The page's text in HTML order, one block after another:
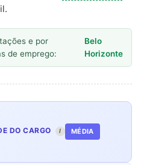
e por
de emprego:
Belo
Horizonte
DO CARGO I MÉDIA